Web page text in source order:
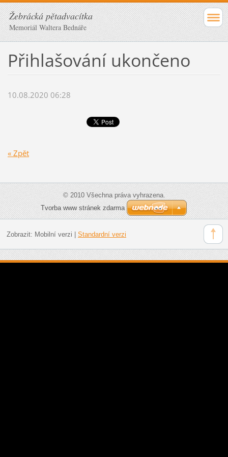
Žebrácká pětadvacítka
Memoriál Waltera Bednáře
Přihlašování ukončeno
10.08.2020 06:28
« Zpět
© 2010 Všechna práva vyhrazena.
Tvorba www stránek zdarma
Zobrazit: Mobilní verzi Standardní verzi